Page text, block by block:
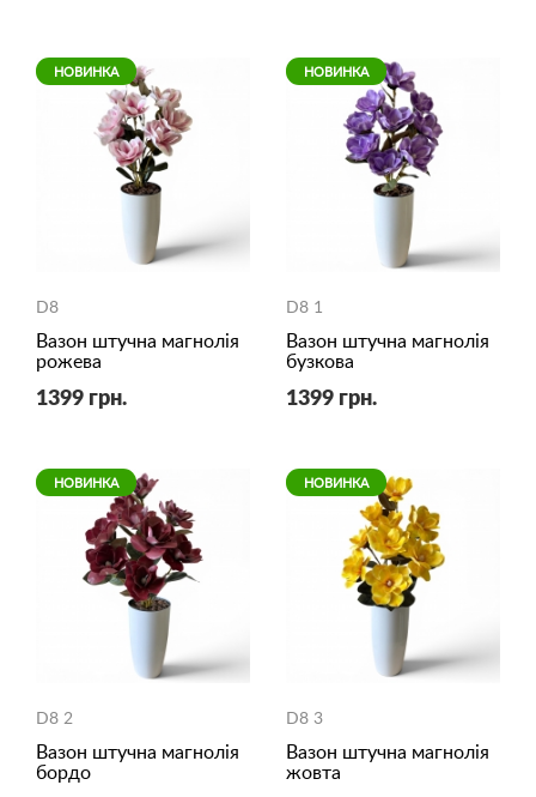
НОВИНКА
D8
Вазон штучна магнолія
рожева
1399 грн.
НОВИНКА
D8 1
Вазон штучна магнолія
бузкова
1399 грн.
НОВИНКА
D8 2
Вазон штучна магнолія
бордо
НОВИНКА
D8 3
Вазон штучна магнолія
жовта